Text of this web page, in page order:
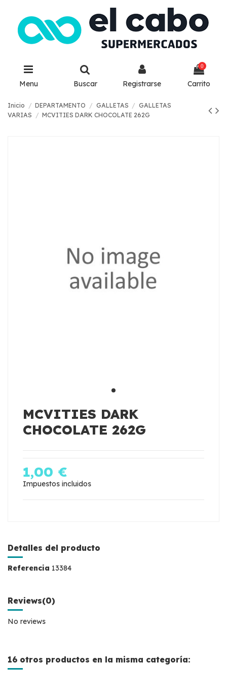
Menu Buscar Registrarse
0
Carrito
Inicio DEPARTAMENTO GALLETAS
GALLETAS
VARIAS
MCVITIES DARK CHOCOLATE 262G
MCVITIES DARK
CHOCOLATE 262G
1,00 €
Impuestos incluidos
Detalles del producto
Referencia 13384
Reviews(0)
No reviews
16 otros productos en la misma categoría: